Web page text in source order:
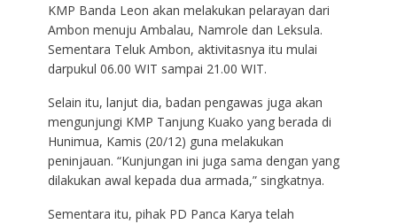
KMP Banda Leon akan melakukan pelarayan dari
Ambon menuju Ambalau, Namrole dan Leksula.
Sementara Teluk Ambon, aktivitasnya itu mulai
darpukul 06.00 WIT sampai 21.00 WIT.
Selain itu, lanjut dia, badan pengawas juga akan
mengunjungi KMP Tanjung Kuako yang berada di
Hunimua, Kamis (20/12) guna melakukan
peninjauan. “Kunjungan ini juga sama dengan yang
dilakukan awal kepada dua armada,” singkatnya.
Sementara itu, pihak PD Panca Karya telah